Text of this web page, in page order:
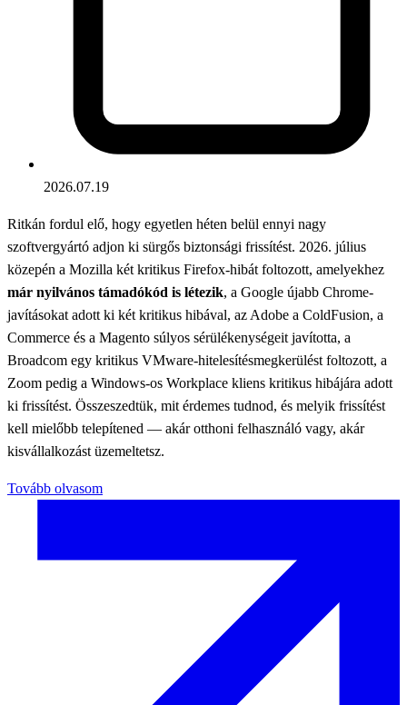
2026.07.19
Ritkán fordul elő, hogy egyetlen héten belül ennyi nagy
szoftvergyártó adjon ki sürgős biztonsági frissítést. 2026. július
közepén a Mozilla két kritikus Firefox-hibát foltozott, amelyekhez
már nyilvános támadókód is létezik, a Google újabb Chrome-
javításokat adott ki két kritikus hibával, az Adobe a ColdFusion, a
Commerce és a Magento súlyos sérülékenységeit javította, a
Broadcom egy kritikus VMware-hitelesítésmegkerülést foltozott, a
Zoom pedig a Windows-os Workplace kliens kritikus hibájára adott
ki frissítést. Összeszedtük, mit érdemes tudnod, és melyik frissítést
kell mielőbb telepítened — akár otthoni felhasználó vagy, akár
kisvállalkozást üzemeltetsz.
Tovább olvasom